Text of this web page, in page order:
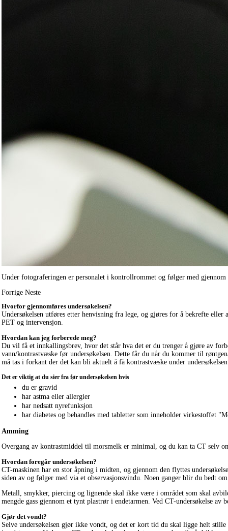
Under fotograferingen er personalet i kontrollrommet og følger med
Forrige Neste
Hvorfor gjennomføres undersøkelsen?
Undersøkelsen utføres etter henvisning fra lege, og gjøres for å bekrefte
PET og intervensjon
Hvordan kan jeg forberede meg?
Du vil få et innkallingsbrev, hvor det står hva det er du trenger å gjøre av
vann/kontrastvæske før undersøkelsen. Dette får du når du kommer til
må tas i forkant der det kan bli aktuelt å få kontrastvæske under
Det er viktig at du sier fra før undersøkelsen hvis
du er gravid
har astma eller allergier
har nedsatt nyrefunksjon
har diabetes og behandles med tabletter som inneholder virkestoffet
Amming
Overgang av kontrastmiddel til morsmelk er minimal, og du kan ta CT selv
Hvordan foregår undersøkelsen?
CT-maskinen har en stor åpning i midten, og gjennom den flyttes
siden av og følger med via et observasjonsvindu. Noen ganger blir du bedt
Metall, smykker, piercing og lignende skal ikke være i området som skal
mengde gass gjennom et tynt plastrør i endetarmen. Ved CT-undersøkelse
Gjør det vondt?
Selve undersøkelsen gjør ikke vondt, og det er kort tid du skal ligge helt